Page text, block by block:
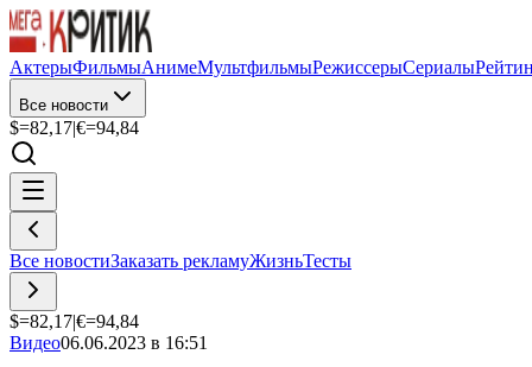
АктерыФильмыАнимеМультфильмыРежиссерыСериалы
Все новости
$=82,17|€=94,84
Все новостиЗаказать рекламуЖизньТесты
$=82,17|€=94,84
Видео06.06.2023 в 16:51